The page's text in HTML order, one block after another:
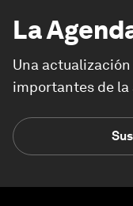
La
Una
importantes de la